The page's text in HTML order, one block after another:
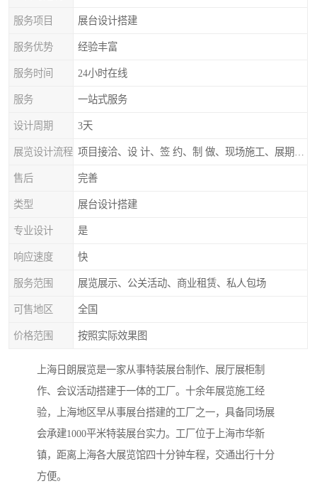
服务项目 展台设计搭建
服务优势 经验丰富
服务时间 24小时在线
服务 一站式服务
设计周期 3天
展览设计流程
售后 完善
类型 展台设计搭建
专业设计 是
响应速度 快
服务范围 展览展示、公关活动、商业租赁、私人包场
可售地区 全国
价格范围 按照实际效果图
上海日朗展览是一家从事特装展台制作、展厅展柜制
作、会议活动搭建于一体的工厂。十余年展览施工经
验，上海地区早从事展台搭建的工厂之一，具备同场展
会承建1000平米特装展台实力。工厂位于上海市华新
镇，距离上海各大展览馆四十分钟车程，交通出行十分
方便。